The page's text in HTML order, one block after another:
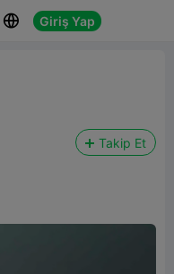
 Giriş Yap
Takip Et